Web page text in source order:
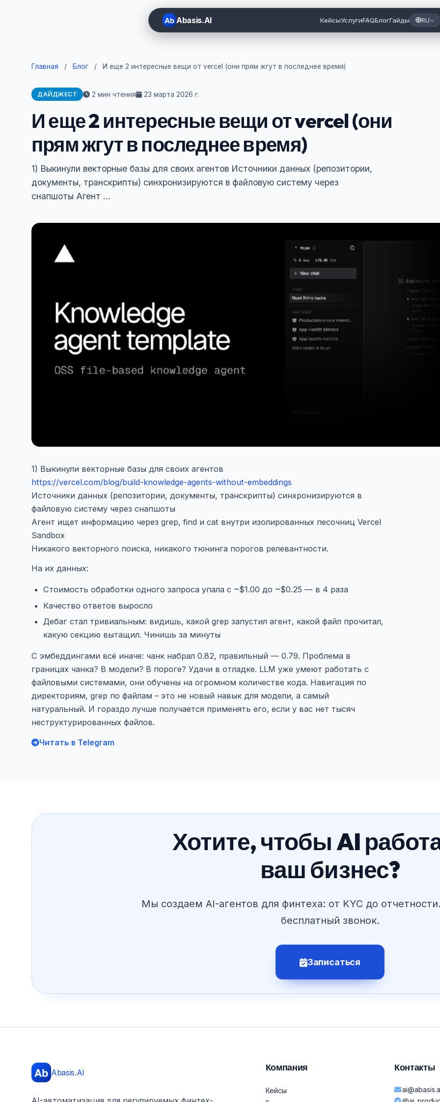
Abasis.AI КейсыУслугиFAQБлогГайды RU
Главная / Блог / И еще 2 интересные вещи от vercel (они прям жгут в последнее время)
ДАЙДЖЕСТ 2 мин чтения 23 марта 2026 г.
И еще 2 интересные вещи от vercel (они
прям жгут в последнее время)
1) Выкинули векторные базы для своих агентов Источники данных (репозитории,
документы, транскрипты) синхронизируются в файловую систему через
снапшоты Агент ...
1) Выкинули векторные базы для своих агентов
https://vercel.com/blog/build-knowledge-agents-without-embeddings
Источники данных (репозитории, документы, транскрипты) синхронизируются в
файловую систему через снапшоты
Агент ищет информацию через grep, find и cat внутри изолированных песочниц Vercel
Sandbox
Никакого векторного поиска, никакого тюнинга порогов релевантности.
На их данных:
Стоимость обработки одного запроса упала с ~$1.00 до ~$0.25 — в 4 раза
Качество ответов выросло
Дебаг стал тривиальным: видишь, какой grep запустил агент, какой файл прочитал,
какую секцию вытащил. Чинишь за минуты
С эмбеддингами всё иначе: чанк набрал 0.82, правильный — 0.79. Проблема в
границах чанка? В модели? В пороге? Удачи в отладке. LLM уже умеют работать с
файловыми системами, они обучены на огромном количестве кода. Навигация по
директориям, grep по файлам – это не новый навык для модели, а самый
натуральный. И гораздо лучше получается применять его, если у вас нет тысяч
неструктурированных файлов.
Читать в Telegram
Хотите, чтобы AI
ваш бизнес?
Мы создаем AI-агентов для финтеха: от KYC до
бесплатный звонок.
Записаться
Abasis.AI Компания
Кейсы
Контакты